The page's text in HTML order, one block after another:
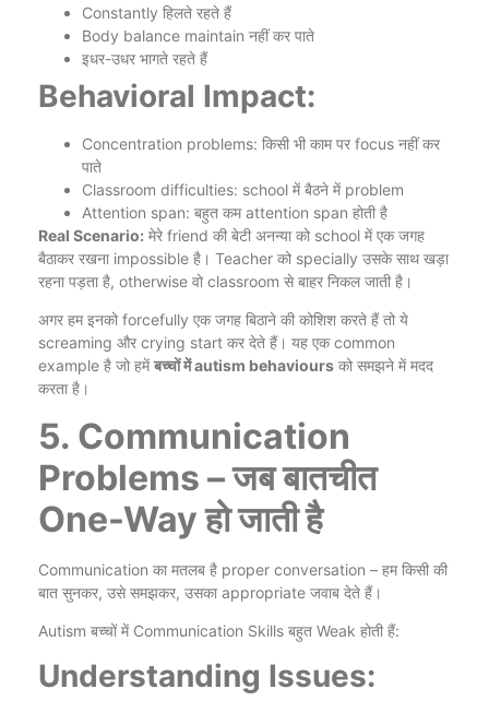
Constantly हिलते रहते हैं
Body balance maintain नहीं कर पाते
इधर-उधर भागते रहते हैं
Behavioral Impact:
Concentration problems: किसी भी काम पर focus नहीं कर
पाते
Classroom difficulties: school में बैठने में problem
Attention span: बहुत कम attention span होती है
Real Scenario: मेरे friend की बेटी अनन्या को school में एक जगह
बैठाकर रखना impossible है। Teacher को specially उसके साथ खड़ा
रहना पड़ता है, otherwise वो classroom से बाहर निकल जाती है।
अगर हम इनको forcefully एक जगह बिठाने की कोशिश करते हैं तो ये
screaming और crying start कर देते हैं। यह एक common
example है जो हमेंबच्चों में autism behaviours को समझने में मदद
करता है।
5. Communication
Problems – जब बातचीत
One-Way हो जाती है
Communication का मतलब है proper conversation – हम किसी की
बात सुनकर, उसे समझकर, उसका appropriate जवाब देते हैं।
Autism बच्चों में Communication Skills बहुत Weak होती हैं:
Understanding Issues: